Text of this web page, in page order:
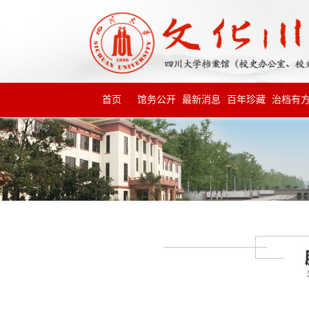
首页 馆务公开 最新消息 百年珍藏 治档有